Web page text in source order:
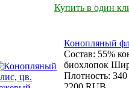
Купить в один
Конопляный
Состав: 55%
биохлопок
Плотность: 340